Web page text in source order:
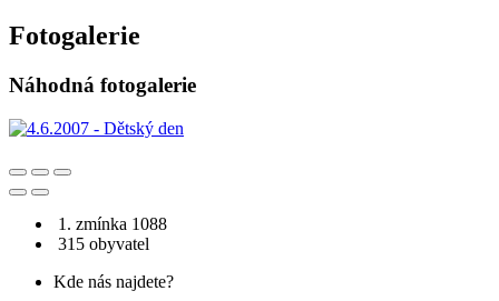
Fotogalerie
Náhodná fotogalerie
1. zmínka 1088
315 obyvatel
Kde nás najdete?